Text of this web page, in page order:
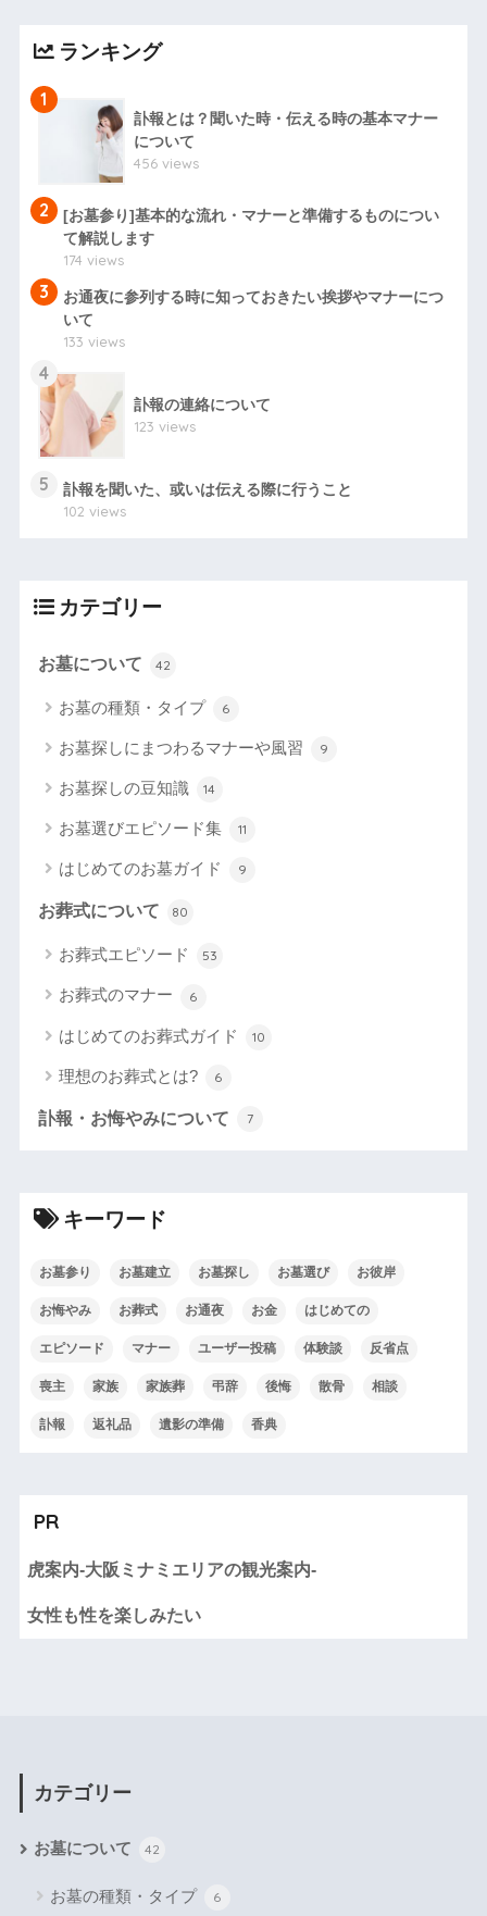
ランキング
1
訃報とは？聞いた時・伝える時の基本マナー
について
456 views
2
[お墓参り]基本的な流れ・マナーと準備するものについ
て解説します
174 views
3
お通夜に参列する時に知っておきたい挨拶やマナーにつ
いて
133 views
4
訃報の連絡について
123 views
5
訃報を聞いた、或いは伝える際に行うこと
102 views
カテゴリー
お墓について 42
お墓の種類・タイプ 6
お墓探しにまつわるマナーや風習 9
お墓探しの豆知識 14
お墓選びエピソード集 11
はじめてのお墓ガイド 9
お葬式について 80
お葬式エピソード 53
お葬式のマナー 6
はじめてのお葬式ガイド 10
理想のお葬式とは? 6
訃報・お悔やみについて 7
キーワード
お墓参り お墓建立 お墓探し お墓選び お彼岸
お悔やみ お葬式 お通夜 お金 はじめての
エピソード マナー ユーザー投稿 体験談 反省点
喪主 家族 家族葬 弔辞 後悔 散骨 相談
訃報 返礼品 遺影の準備 香典
PR
虎案内-大阪ミナミエリアの観光案内-
女性も性を楽しみたい
カテゴリー
お墓について 42
お墓の種類・タイプ 6